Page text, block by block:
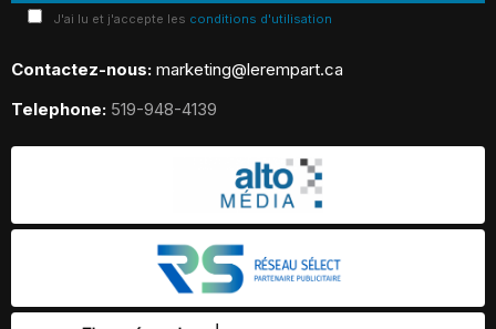
J'ai lu et j'accepte les conditions d'utilisation
Contactez-nous: marketing@lerempart.ca
Telephone: 519-948-4139